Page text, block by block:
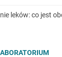
leków: co jest